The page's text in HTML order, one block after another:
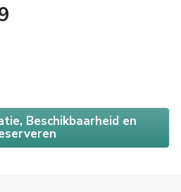
Beschikbaarheid en